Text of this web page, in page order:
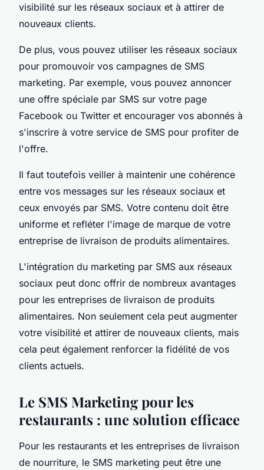
visibilité sur les réseaux sociaux et à attirer de
nouveaux clients.
De plus, vous pouvez utiliser les réseaux sociaux
pour promouvoir vos campagnes de SMS
marketing. Par exemple, vous pouvez annoncer
une offre spéciale par SMS sur votre page
Facebook ou Twitter et encourager vos abonnés à
s'inscrire à votre service de SMS pour profiter de
l'offre.
Il faut toutefois veiller à maintenir une cohérence
entre vos messages sur les réseaux sociaux et
ceux envoyés par SMS. Votre contenu doit être
uniforme et refléter l'image de marque de votre
entreprise de livraison de produits alimentaires.
L'intégration du marketing par SMS aux réseaux
sociaux peut donc offrir de nombreux avantages
pour les entreprises de livraison de produits
alimentaires. Non seulement cela peut augmenter
votre visibilité et attirer de nouveaux clients, mais
cela peut également renforcer la fidélité de vos
clients actuels.
Le SMS Marketing pour les
restaurants : une solution efficace
Pour les restaurants et les entreprises de livraison
de nourriture, le SMS marketing peut être une